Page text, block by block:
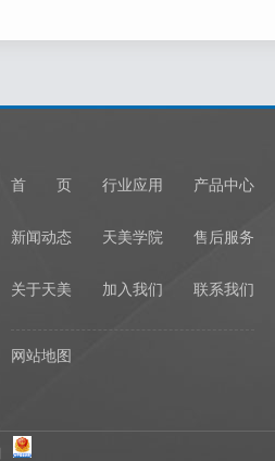
3-1 用户注册成功后将得到一个用
3-2 用户将对用户名和密码安全负
3-3 用户若发现任何非法使用用户
第四条 服务条款的修改和服务体系
则视为接受服务条款的变动。
首 页 行业应用 产品中心
新闻动态 天美学院 售后服务
关于天美 加入我们 联系我们
网站地图